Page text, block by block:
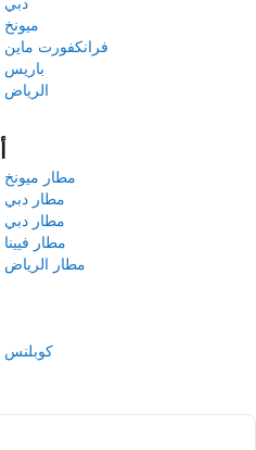
ميونخ
فرانكفورت ماين
باريس
الرياض
مطار ميونخ
مطار دبي
مطار دبي
مطار فيينا
مطار الرياض
كوبلنس